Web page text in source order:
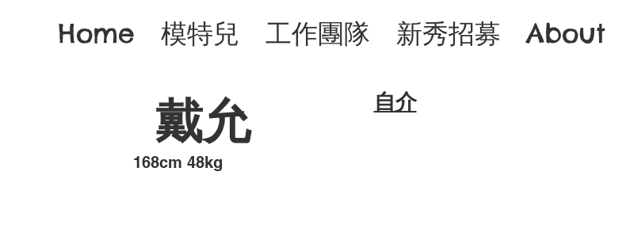
Home 模特兒 工作團隊 新秀招募 About
​自介
​168cm 48kg
戴允